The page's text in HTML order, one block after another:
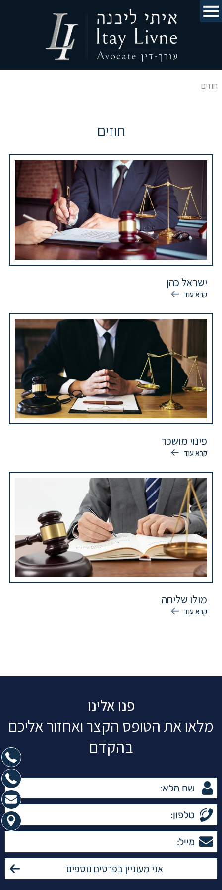
חוזים
חוזים
ישראל כהן
קרא עוד
פינוי מושכר
קרא עוד
מולו שליחה
קרא עוד
פנו אלינו
מלאו את הטופס הקצר ואחזור אליכם
בהקדם